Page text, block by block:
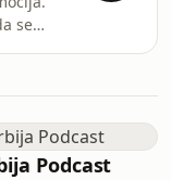
se
vam što
Podcast